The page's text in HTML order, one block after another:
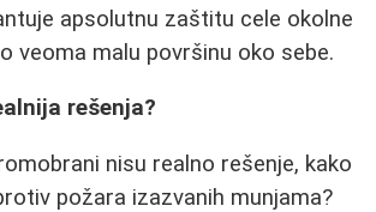
apsolutnu zaštitu cele okolne
veoma malu površinu oko sebe.
rešenja?
nisu realno rešenje, kako
požara izazvanih munjama?